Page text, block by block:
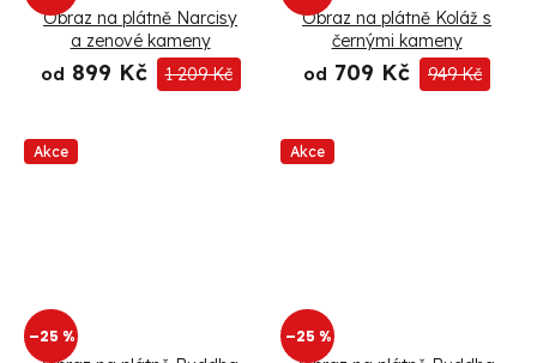
Obraz na plátně Narcisy
a zenové kameny
od 899 Kč 1 209 Kč
Obraz na plátně Koláž s
černými kameny
od 709 Kč 949 Kč
Akce
–25 %
Akce
–25 %